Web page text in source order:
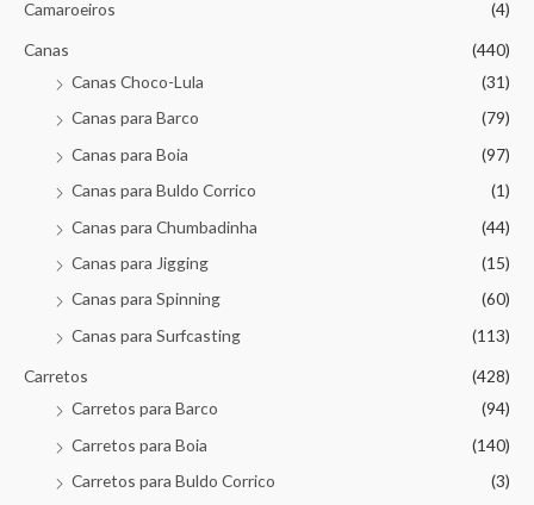
Camaroeiros (4)
Canas
(440)
Canas Choco-Lula
(31)
Canas para Barco
(79)
Canas para Boia
(97)
Canas para Buldo Corrico
(1)
Canas para Chumbadinha
(44)
Canas para Jigging
(15)
Canas para Spinning
(60)
Canas para Surfcasting
(113)
Carretos
(428)
Carretos para Barco
(94)
Carretos para Boia
(140)
Carretos para Buldo Corrico
(3)